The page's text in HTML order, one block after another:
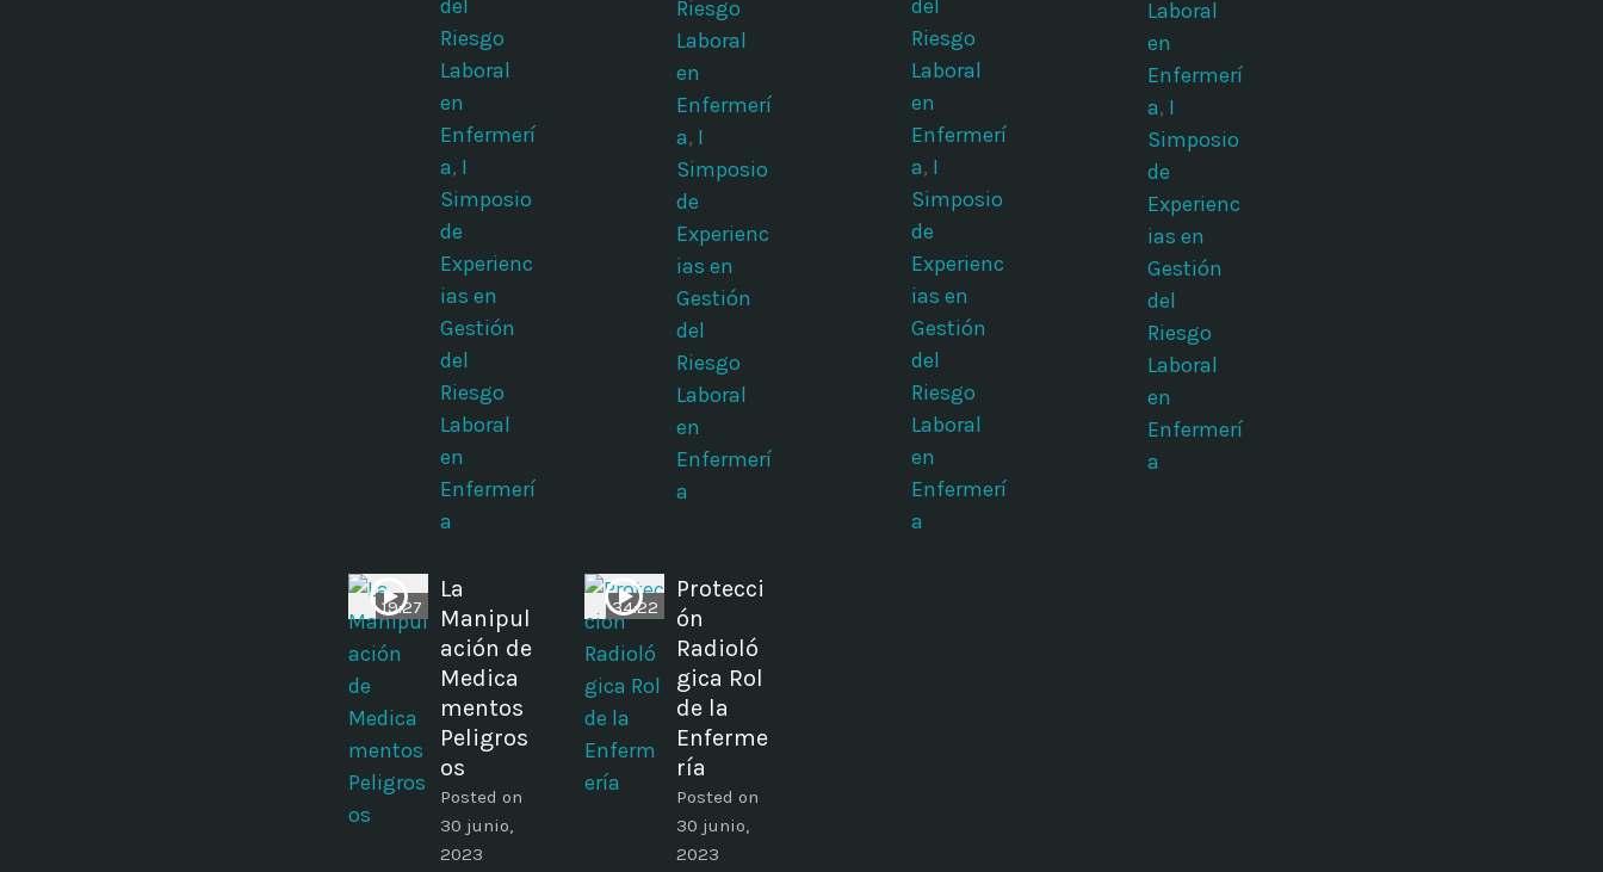
del
Riesgo
Laboral
en
Enfermerí
a, I
Simposio
de
Experienc
ias en
Gestión
del
Riesgo
Laboral
en
Enfermerí
a
Riesgo
Laboral
en
Enfermerí
a, I
Simposio
de
Experienc
ias en
Gestión
del
Riesgo
Laboral
en
Enfermerí
a
del
Riesgo
Laboral
en
Enfermerí
a, I
Simposio
de
Experienc
ias en
Gestión
del
Riesgo
Laboral
en
Enfermerí
a
Laboral
en
Enfermerí
a, I
Simposio
de
Experienc
ias en
Gestión
del
Riesgo
Laboral
en
Enfermerí
a
19:27
La
Manipul
ación de
Medica
mentos
Peligros
os
Posted on
30 junio,
2023
34:22
Protecci
ón
Radioló
gica Rol
de la
Enferme
ría
Posted on
30 junio,
2023